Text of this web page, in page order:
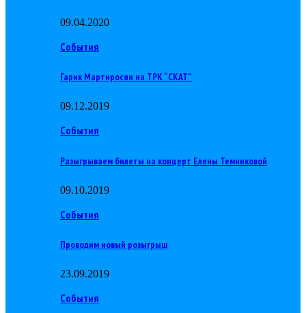
09.04.2020
События
Гарик Мартиросян на ТРК “СКАТ”
09.12.2019
События
Разыгрываем билеты на концерт Елены Темниковой
09.10.2019
События
Проводим новый розыгрыш
23.09.2019
События